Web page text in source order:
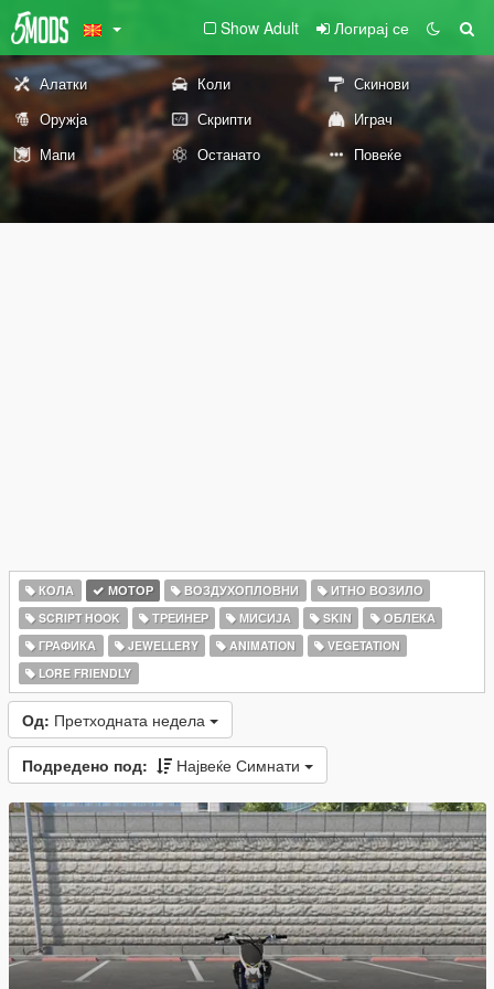
Show Adult Логирај се
Алатки Коли
Скинови
Оружја
Скрипти
Играч
Мапи
Останато Повеќе
КОЛА МОТОР ВОЗДУХОПЛОВНИ
ИТНО ВОЗИЛО
SCRIPT HOOK
ТРЕИНЕР МИСИЈА SKIN
ОБЛЕКА
ГРАФИКА
JEWELLERY ANIMATION
VEGETATION
LORE FRIENDLY
Од: Претходната недела
Подредено под: Највеќе Симнати